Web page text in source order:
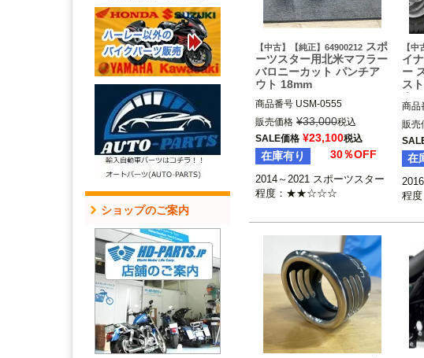
ショップのご案内
【中古】【純正】64900212 スポ
ーツスター用北米マフラー
バロニーカット パンチア
ウト 18mm
商品番号 USM-0555
64900212
2014～2021 スポーツスター
Harley Davidson（ハーレー ダ
ビッドソン）
販売価格 ¥33,000税込
SALE価格 ¥23,100税込
在庫有り 30％OFF
2014～2021 スポーツスター
程度：★★☆☆☆
【
イ
ー
ス
ク
商品
ンイ
販売
在